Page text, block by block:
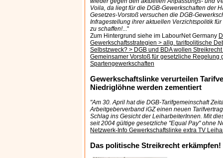
Voila, da liegt für die DGB-Gewerkschaften der
Gesetzes-Vorstoß versuchen die DGB-
Infragestellung ihrer aktuellen Verzichtspolitik
zu schaffen!..."
Zum Hintergrund siehe im LabourNet Germany
Gewerkschaftsstrategien > allg. tarifpolitische
Selbstzweck? > DGB und BDA wollen
Gemeinsamer Vorstoß für gesetzliche Regelung
Spartengewerkschaften
Gewerkschaftslinke verurteilen
Niedriglöhne werden zementiert
"Am 30. April hat die DGB-Tarifgemeinschaft
Arbeitgeberverband iGZ einen neuen
Schlag ins Gesicht der LeiharbeiterInnen. Mit
seit 2004 gültige gesetzliche "Equal Pay" ohne
Netzwerk-Info Gewerkschaftslinke extra TV
Das politische Streikrecht erkämpfen!